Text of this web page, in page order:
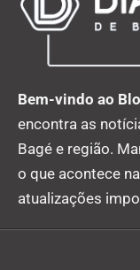
Bem-vindo ao
encontra as
Bagé e região.
o que acontece
atualizações